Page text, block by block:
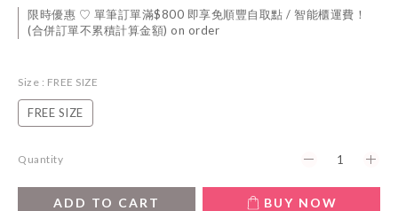
限時優惠 ♡ 單筆訂單滿$800 即享免順豐自取點 / 智能櫃運費！
(合併訂單不累積計算金額) on order
Size : FREE SIZE
FREE SIZE
Quantity
ADD TO CART BUY NOW